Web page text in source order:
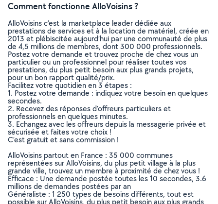
Comment fonctionne AlloVoisins ?
AlloVoisins c’est la marketplace leader dédiée aux
prestations de services et à la location de matériel, créée en
2013 et plébiscitée aujourd’hui par une communauté de plus
de 4,5 millions de membres, dont 300 000 professionnels.
Postez votre demande et trouvez proche de chez vous un
particulier ou un professionnel pour réaliser toutes vos
prestations, du plus petit besoin aux plus grands projets,
pour un bon rapport qualité/prix.
Facilitez votre quotidien en 3 étapes :
1. Postez votre demande : indiquez votre besoin en quelques
secondes.
2. Recevez des réponses d’offreurs particuliers et
professionnels en quelques minutes.
3. Echangez avec les offreurs depuis la messagerie privée et
sécurisée et faites votre choix !
C’est gratuit et sans commission !
AlloVoisins partout en France : 35 000 communes
représentées sur AlloVoisins, du plus petit village à la plus
grande ville, trouvez un membre à proximité de chez vous !
Efficace : Une demande postée toutes les 10 secondes, 3.6
millions de demandes postées par an
Généraliste : 1 250 types de besoins différents, tout est
possible sur AlloVoisins, du plus petit besoin aux plus grands